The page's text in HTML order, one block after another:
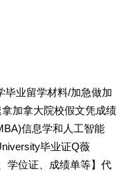
毕业留学材料/加急做加
加拿大院校假文凭成绩
信息学和人工智能
毕业证Q薇
学位证、成绩单等】代